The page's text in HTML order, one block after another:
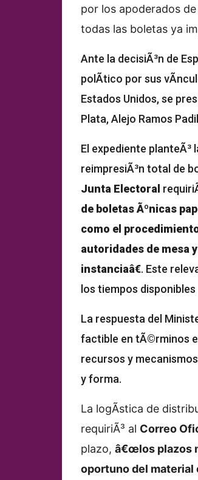
por los apoderados
todas las boletas ya
Ante la decisiÃ³n de
polÃ­tico por sus
Estados Unidos, se
Plata, Alejo Ramos
El expediente
reimpresiÃ³n total de
Junta Electoral
de boletas Ãºnicas
como el
autoridades de mesa
instanciaâ€. Este
los tiempos
La respuesta del
factible en tÃ©rminos
recursos y
y forma.
La logÃ­stica de
requiriÃ³ al Correo
plazo, â€œlos plazos
oportuno del material